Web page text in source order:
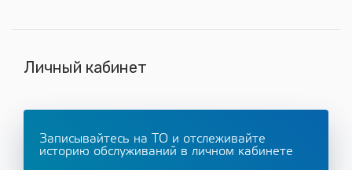
Личный кабинет
Записывайтесь на ТО и отслеживайте
историю обслуживаний в личном кабинете